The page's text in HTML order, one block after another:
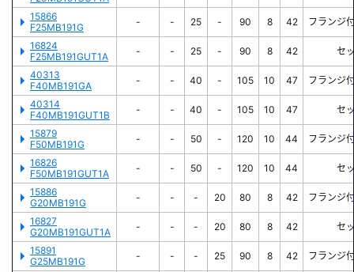
15866
F25MB191G
- - 25 - 90 8 42
フランジ
16824
F25MB191GUT1A
- - 25 - 90 8 42
セ
40313
F40MB191GA
- - 40 - 105 10 47
フランジ
40314
F40MB191GUT1B
- - 40 - 105 10 47
セ
15879
F50MB191G
- - 50 - 120 10 44
フランジ
16826
F50MB191GUT1A
- - 50 - 120 10 44
セ
15886
G20MB191G
- - - 20 80 8 42
フランジ
16827
G20MB191GUT1A
- - - 20 80 8 42
セ
15891
G25MB191G
- - - 25 90 8 42
フランジ